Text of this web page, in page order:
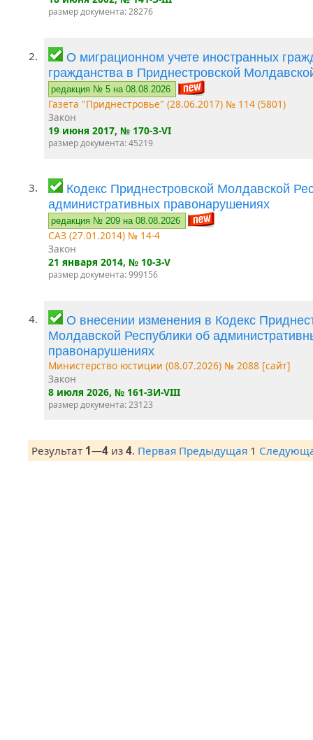
размер документа: 28276
2.
О миграционном учете иностранных
гражданства в Приднестровской
редакция № 5 на 08.08.2026
Газета "Приднестровье" (28.06.2017) № 114 (5801)
Закон
19 июня 2017, № 170-З-VI
размер документа: 45219
3.
Кодекс Приднестровской Молдавской
административных правонарушениях
редакция № 209 на 08.08.2026
САЗ (27.01.2014) № 14-4
Закон
21 января 2014, № 10-З-V
размер документа: 999156
4.
О внесении изменения в Кодекс
Молдавской Республики об
правонарушениях
Министерство юстиции (08.07.2026) № 2088 [сайт]
Закон
8 июля 2026, № 161-ЗИ-VIII
размер документа: 23123
Результат 1—4 из 4. Первая Предыдущая 1